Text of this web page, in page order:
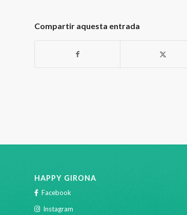
Compartir aquesta entrada
HAPPY GIRONA
Facebook
Instagram